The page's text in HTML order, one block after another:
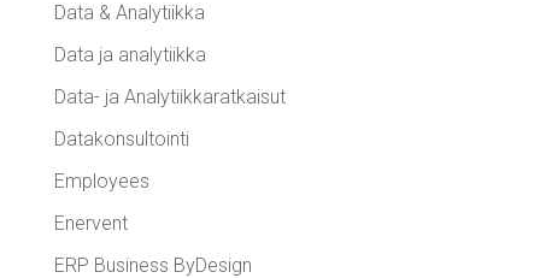
Data & Analytiikka
Data ja analytiikka
Data- ja Analytiikkaratkaisut
Datakonsultointi
Employees
Enervent
ERP Business ByDesign